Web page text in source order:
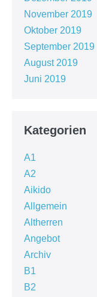
November 2019
Oktober 2019
September 2019
August 2019
Juni 2019
Kategorien
A1
A2
Aikido
Allgemein
Altherren
Angebot
Archiv
B1
B2